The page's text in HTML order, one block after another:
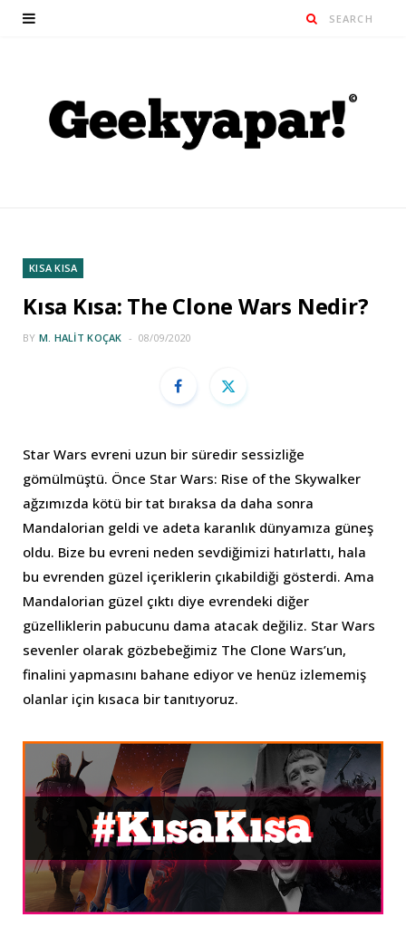
KISA KISA
Kısa Kısa: The Clone Wars Nedir?
BY M. HALIT KOÇAK 08/09/2020
Star Wars evreni uzun bir süredir sessizliğe
gömülmüştü. Önce Star Wars: Rise of the Skywalker
ağzımızda kötü bir tat bıraksa da daha sonra
Mandalorian geldi ve adeta karanlık dünyamıza güneş
oldu. Bize bu evreni neden sevdiğimizi hatırlattı, hala
bu evrenden güzel içeriklerin çıkabildiği gösterdi. Ama
Mandalorian güzel çıktı diye evrendeki diğer
güzelliklerin pabucunu dama atacak değiliz. Star Wars
sevenler olarak gözbebeğimiz The Clone Wars’un,
finalini yapmasını bahane ediyor ve henüz izlememiş
olanlar için kısaca bir tanıtıyoruz.